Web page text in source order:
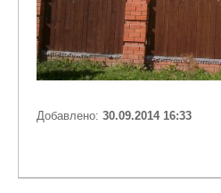
Добавлено: 30.09.2014 16:33